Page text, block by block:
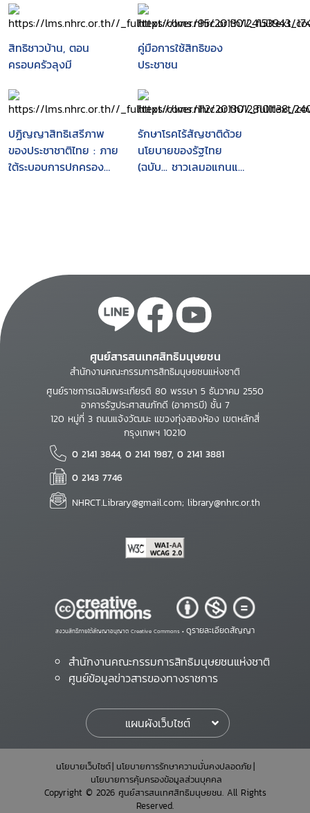
สิทธิชาวบ้าน, ตอน
ครอบครัวลุงมี
คู่มือการใช้สิทธิของ
ประชาชน
ปฏิญญาสิทธิเสรีภาพ
ของประชาชาติไทย : ภาย
ใต้ระบอบการปกครอง
รักษาโรคไร้สัญชาติด้วย
นโยบายของรัฐไทย
(ฉบับ... ชาวเลมอแกนและ
ศูนย์สารสนเทศสิทธิมนุษยชน
สำนักงานคณะกรรมการสิทธิมนุษยชนแห่งชาติ
ศูนย์ราชการเฉลิมพระเกียรติ 80 พรรษา 5 ธันวาคม 2550
อาคารรัฐประศาสนภักดี (อาคารบี) ชั้น 7
120 หมู่ที่ 3 ถนนแจ้งวัฒนะ แขวงทุ่งสองห้อง เขตหลักสี่
กรุงเทพฯ 10210
0 2141 3844, 0 2141 1987, 0 2141 3881
0 2143 7746
NHRCT.Library@gmail.com; library@nhrc.or.th
สงวนสิทธิ์ภายใต้สัญญาอนุญาต Creative Commons • ดูรายละเอียดสัญญา
สำนักงานคณะกรรมการสิทธิมนุษยชนแห่งชาติ
ศูนย์ข้อมูลข่าวสารของทางราชการ
แผนผังเว็บไซต์
นโยบายเว็บไซต์ นโยบายการรักษาความมั่นคงปลอดภัย
นโยบายการคุ้มครองข้อมูลส่วนบุคคล
Copyright © 2026 ศูนย์สารสนเทศสิทธิมนุษยชน. All Rights
Reserved.